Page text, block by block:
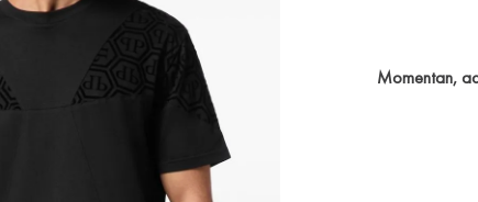
Momentan,